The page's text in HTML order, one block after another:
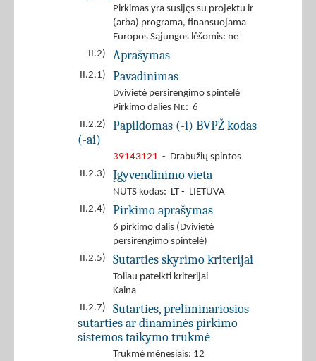
Pirkimas yra susijęs su projektu ir
(arba) programa, finansuojama
Europos Sąjungos lėšomis: ne
II.2)
Aprašymas
II.2.1) Pavadinimas
Dvivietė persirengimo spintelė
Pirkimo dalies Nr.: 6
II.2.2)
Papildomas (-i) BVPŽ kodas
(-ai)
39143121 - Drabužių spintos
II.2.3)
Įgyvendinimo vieta
NUTS kodas: LT - LIETUVA
II.2.4)
Pirkimo aprašymas
6 pirkimo dalis (Dvivietė
persirengimo spintelė)
II.2.5)
Sutarties skyrimo kriterijai
Toliau pateikti kriterijai
Kaina
II.2.7)
Sutarties, preliminariosios
sutarties ar dinaminės pirkimo
sistemos taikymo trukmė
Trukmė mėnesiais: 12